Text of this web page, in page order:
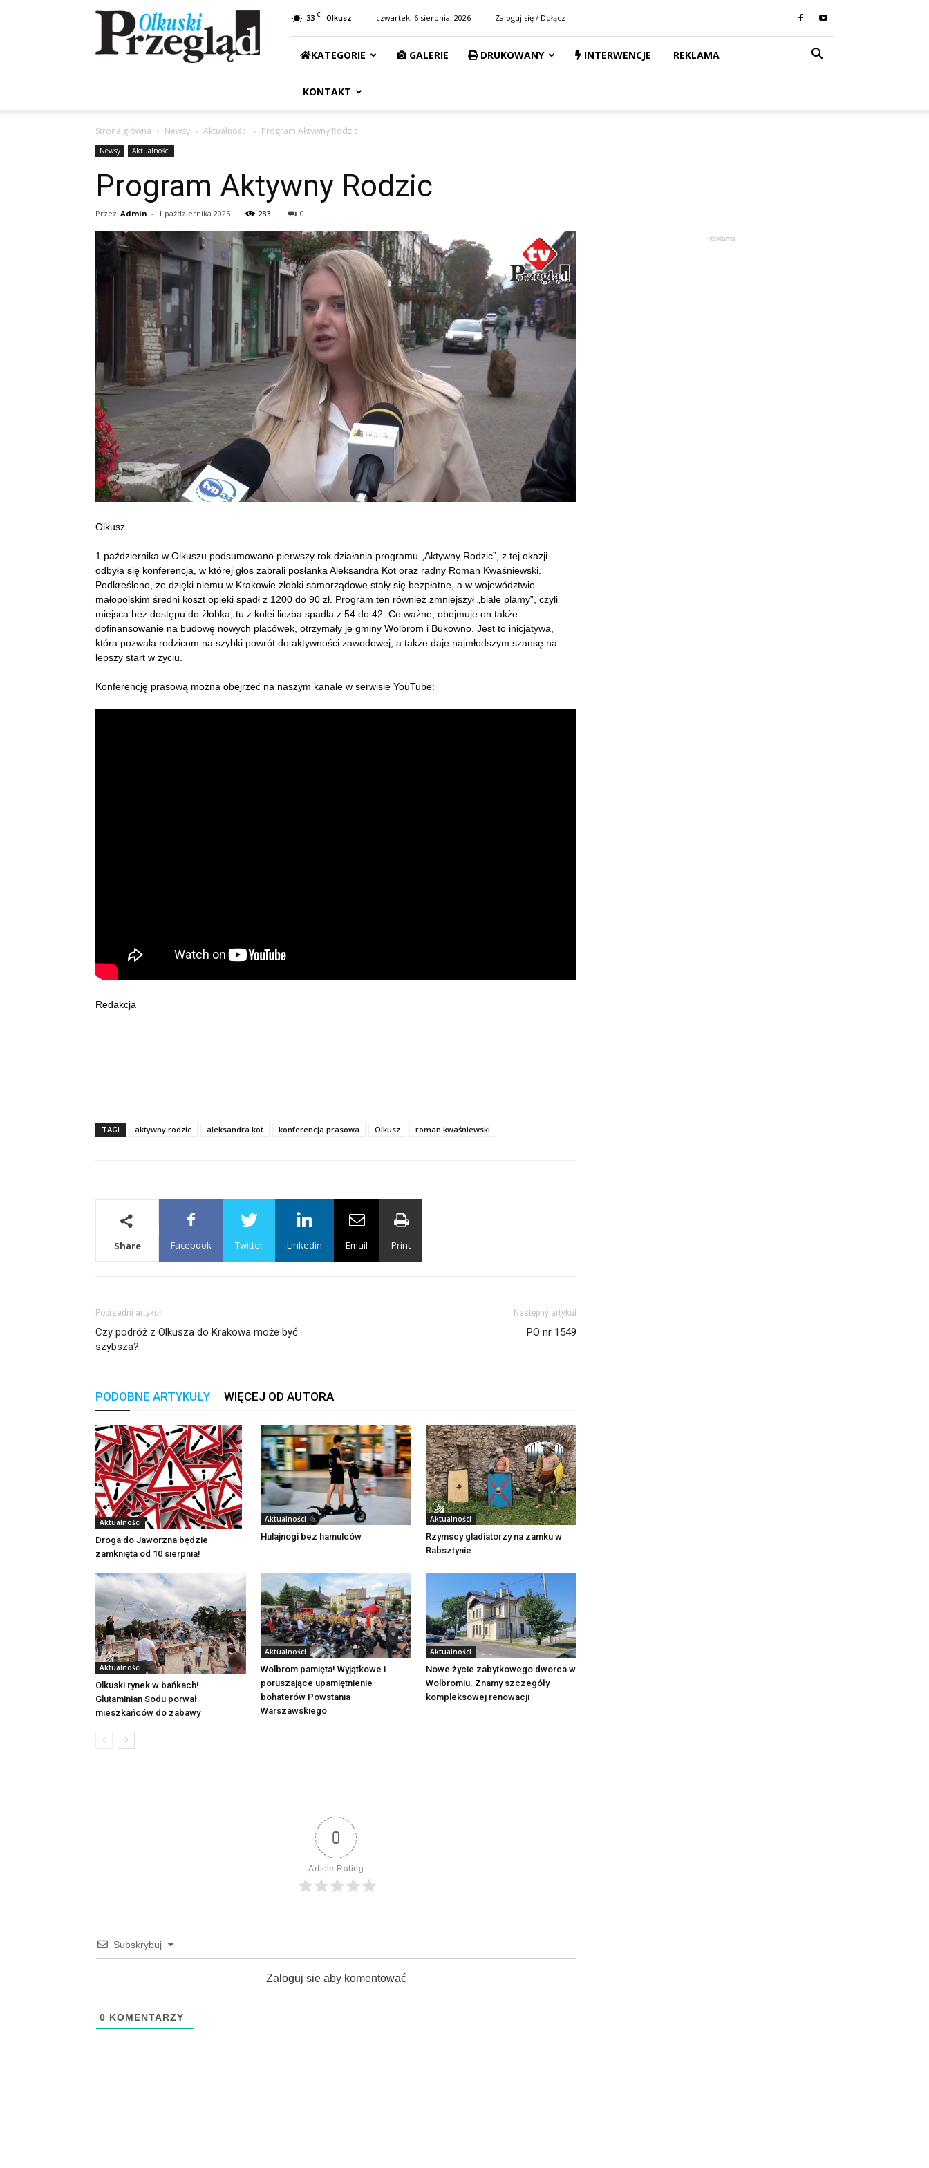
Przegląd
Olkuski
33 C Olkusz czwartek, 6 sierpnia, 2026 Zaloguj się / Dołącz
KATEGORIE GALERIE DRUKOWANY INTERWENCJE REKLAMA
KONTAKT
Strona główna Newsy Aktualności Program Aktywny Rodzic
Newsy Aktualności
Program Aktywny Rodzic
Przez Admin - 1 października 2025 283 0
Olkusz
1 października w Olkuszu podsumowano pierwszy rok działania programu „Aktywny Rodzic”, z tej okazji
odbyła się konferencja, w której głos zabrali posłanka Aleksandra Kot oraz radny Roman Kwaśniewski.
Podkreślono, że dzięki niemu w Krakowie żłobki samorządowe stały się bezpłatne, a w województwie
małopolskim średni koszt opieki spadł z 1200 do 90 zł. Program ten również zmniejszył „białe plamy”, czyli
miejsca bez dostępu do żłobka, tu z kolei liczba spadła z 54 do 42. Co ważne, obejmuje on także
dofinansowanie na budowę nowych placówek, otrzymały je gminy Wolbrom i Bukowno. Jest to inicjatywa,
która pozwala rodzicom na szybki powrót do aktywności zawodowej, a także daje najmłodszym szansę na
lepszy start w życiu.
Konferencję prasową można obejrzeć na naszym kanale w serwisie YouTube:
Redakcja
TAGI aktywny rodzic aleksandra kot konferencja prasowa Olkusz roman kwaśniewski
Share Facebook Twitter Linkedin Email Print
Poprzedni artykuł
Czy podróż z Olkusza do Krakowa może być
szybsza?
Następny artykuł
PO nr 1549
PODOBNE ARTYKUŁY WIĘCEJ OD AUTORA
Aktualności
Droga do Jaworzna będzie
zamknięta od 10 sierpnia!
Aktualności
Hulajnogi bez hamulców
Aktualności
Rzymscy gladiatorzy na zamku w
Rabsztynie
Aktualności
Olkuski rynek w bańkach!
Glutaminian Sodu porwał
mieszkańców do zabawy
Aktualności
Wolbrom pamięta! Wyjątkowe i
poruszające upamiętnienie
bohaterów Powstania
Warszawskiego
Aktualności
Nowe życie zabytkowego dworca w
Wolbromiu. Znamy szczegóły
kompleksowej renowacji
0
Article Rating
Subskrybuj
Zaloguj sie aby komentować
0 KOMENTARZY
Reklama